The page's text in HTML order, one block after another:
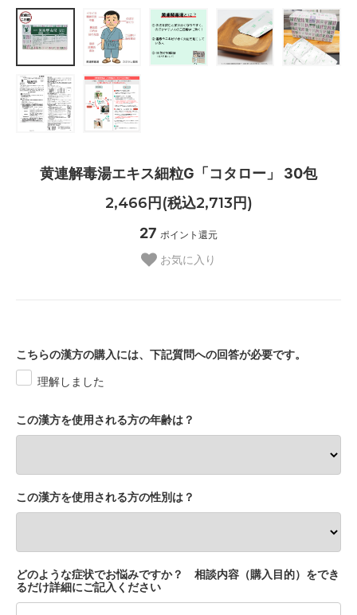
黄連解毒湯エキス細粒G「コタロー」 30包
2,466円(税込2,713円)
27 ポイント還元
お気に入り
こちらの漢方の購入には、下記質問への回答が必要です。
理解しました
この漢方を使用される方の年齢は？
この漢方を使用される方の性別は？
どのような症状でお悩みですか？ 相談内容（購入目的）をでき
るだけ詳細にご記入ください